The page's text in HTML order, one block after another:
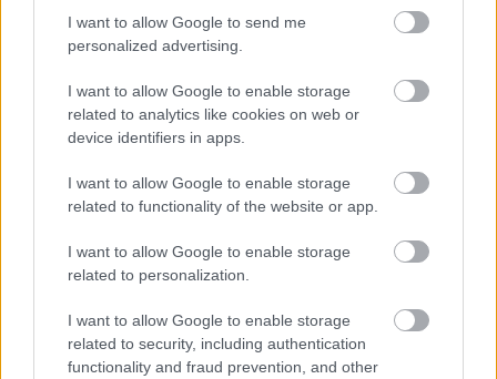
I want to allow Google to send me
personalized advertising.
I want to allow Google to enable storage
related to analytics like cookies on web or
device identifiers in apps.
I want to allow Google to enable storage
related to functionality of the website or app.
I want to allow Google to enable storage
related to personalization.
I want to allow Google to enable storage
related to security, including authentication
functionality and fraud prevention, and other
View this post on Instagram